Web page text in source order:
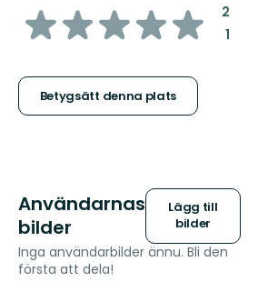
av
stjärnor
Betygsätt denna plats
2:
1:
Användarnas
bilder
Lägg till
bilder
Inga användarbilder ännu. Bli den
första att dela!